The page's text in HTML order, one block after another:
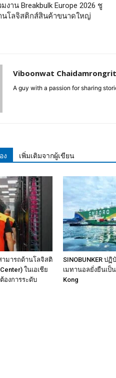
งาน Breakbulk Europe 2026 ชู
นโลจิสติกส์สินค้าขนาดใหญ่
Viboonwat
A guy with a passion for sharing
ง เพิ่มเติมจากผู้เขียน
ามารถด้านโลจิสติ
ในเอเชีย
องการระดับ
SINOBUNKER ปฏิ
เมทานอลยั่งยืนเป็
Kong